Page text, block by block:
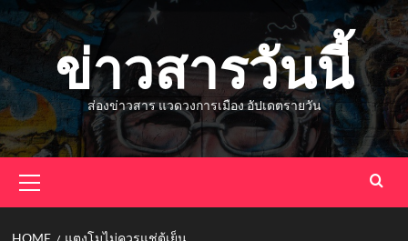
Skip
ข่าวสารวันนี้
ส่องข่าวสาร แวดวงการเมือง อัปเดตรายวัน
Menu
HOME แตงโมไม่ควรแช่ตู้เย็น